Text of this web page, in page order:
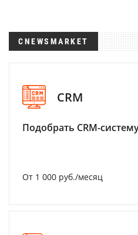
CNEWSMARKET
CRM
Подобрать CRM-
От 1 000 руб./месяц